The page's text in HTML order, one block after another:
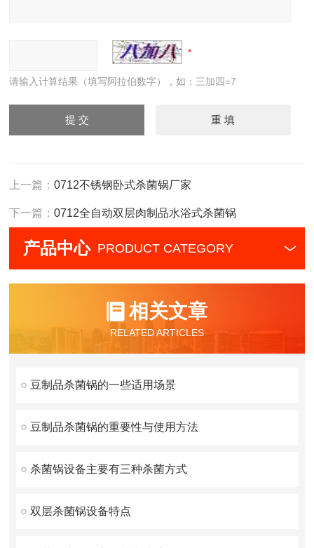
请输入计算结果（填写阿拉伯数字），如：三加四=7
上一篇：0712不锈钢卧式杀菌锅厂家
下一篇：0712全自动双层肉制品水浴式杀菌锅
产品中心 PRODUCT CATEGORY
相关文章
RELATED ARTICLES
豆制品杀菌锅的一些适用场景
豆制品杀菌锅的重要性与使用方法
杀菌锅设备主要有三种杀菌方式
双层杀菌锅设备特点